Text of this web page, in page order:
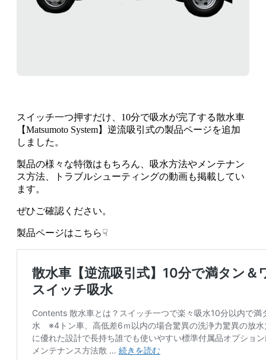
スイッチ一つ押すだけ、10分で吸水が完了する散水車
【Matsumoto System】逆流吸引式の製品ページを追加
しました。
製品の様々な特徴はもちろん、吸水方法やメンテナン
ス方法、トラブルシューティングの動画も掲載してい
ます。
ぜひご確認ください。
製品ページはこちら☟